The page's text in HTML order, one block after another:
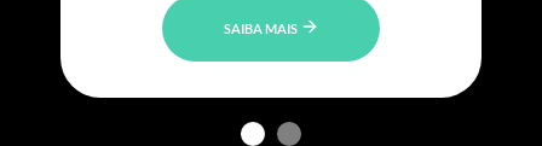
SAIBA MAIS